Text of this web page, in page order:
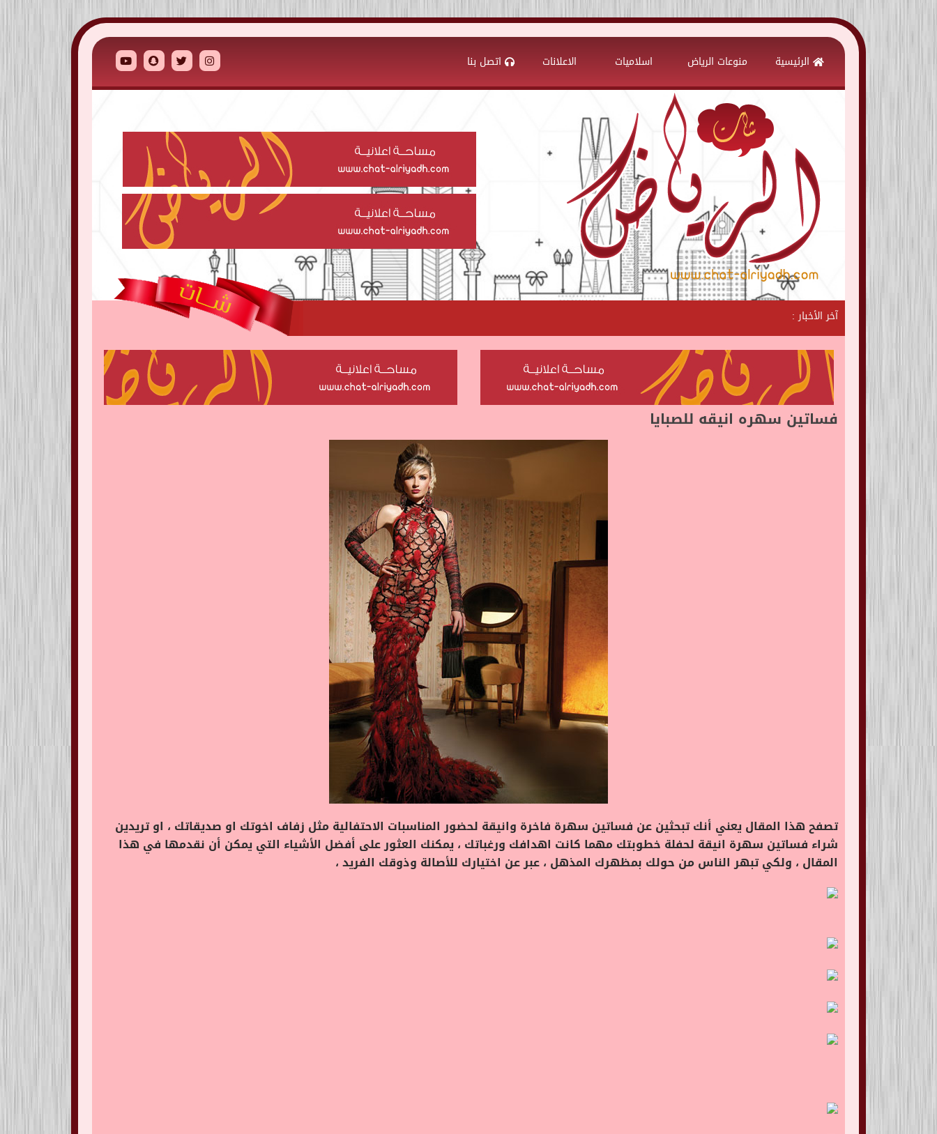
الرئيسية منوعات الرياض اسلاميات الاعلانات اتصل بنا
آخر الأخبار :
فساتين سهره انيقه للصبايا
تصفح هذا المقال يعني أنك تبحثين عن فساتين سهرة فاخرة وانيقة لحضور المناسبات الاحتفالية مثل زفاف اخوتك او صديقاتك ، او تريدين
شراء فساتين سهرة انيقة لحفلة خطوبتك مهما كانت اهدافك ورغباتك ، يمكنك العثور على أفضل الأشياء التي يمكن أن نقدمها في هذا
المقال ، ولكي تبهر الناس من حولك بمظهرك المذهل ، عبر عن اختيارك للأصالة وذوقك الفريد ،